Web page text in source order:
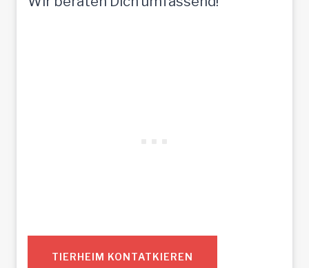
TIERHEIM KONTATKIEREN